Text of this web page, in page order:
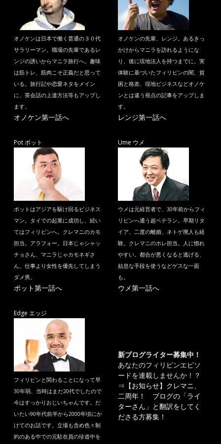
オノケンは日本で働く普通の３０代
サラリーマン。職場の先輩であるレ
ンジの誘いからマニラ旅行へ。趣味
は筋トレ、筋肉こそ正義だと思って
いる。旅行記や恋愛ネタをメイン
に、英会話の上達方法等もアップし
ます。
オノケン第一話へ
オノケンの先輩、レンジ。あるきっ
かけからマニラを訪れるようにな
り、後に現地法人を持つまでに。実
体験に基づいたフィリピンの闇、貧
困と格差、現地ビジネスなどオノケ
ンとは違う視点の記事をアップしま
す。
レンジ第一話へ
Pot ポット
ポットはアジアを駆け回るビジネス
マン。タイでの起業に成功し、続い
てはフィリピンへ。クレマニのカモ
担当。アラフォー。日本じゃシャッ
チョさん、マニラじゃカモネギさ
ん。仕事より女性を優先してしまう
ダメ男。
ポット第一話へ
Ume ウメ
ウメは元経営者で、30年前からフィ
リピンへ通う超ベテラン。早期リタ
イア、二度の離婚、ネトゲ廃人も経
験。クレマニのホレ担当。人に惚れ
やすい。都合が悪くなると逃げる、
姑息な手段を使うなどゲスな一面
も。
ウメ第一話へ
Edge エッジ
フィリピンと関わることになって早
30年弱、当時はまだ20代でしたので
今はすっかりおじいちゃんです。だ
いたい90年代前半から2000年頃にか
けてのお話です。立場も含め色々制
約のある中での元駐在員の珍道中を
新ブログライター募集中！
あなたのフィリピンエピソ
ードを連載しませんか！？
⇒ 【お知らせ】クレマニ、
二周年！ ブログの「ライ
ターさん」と翻訳をしてく
ださる方募集！